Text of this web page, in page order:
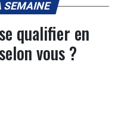
SEMAINE
qualifier en
vous ?